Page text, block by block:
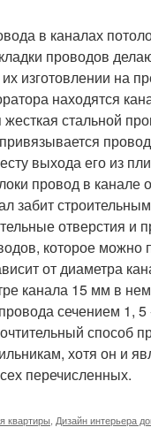
в каналах
проводов
изготовлении на
находятся
жесткая стальной
выхода его из
провод в канале
забит
отверстия и
которое можно
от диаметра
канала 15 мм в
сечением 1,
способ
хотя он и
перечисленных.
квартиры Дизайн интерьера